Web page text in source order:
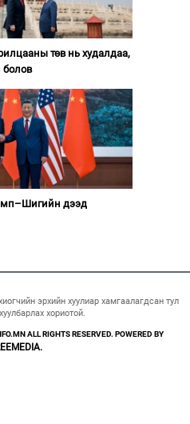
төв нь худалдаа,
дээд
эрхийн хуулиар хамгаалагдсан тул
хориотой.
ALL RIGHTS RESERVED. POWERED BY